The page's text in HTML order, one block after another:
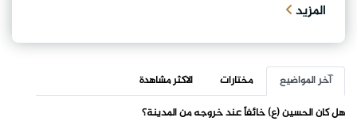
المزيد
آخر المواضيع مختارات
الاكثر مشاهدة
هل كان الحسين (ع) خائفاً عند خروجه من المدينة؟